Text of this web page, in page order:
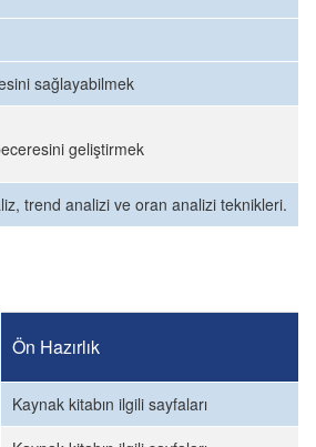
sağlayabilmek
geliştirmek
trend analizi ve oran analizi teknikleri.
Ön Hazırlık
Kaynak kitabın ilgili sayfaları